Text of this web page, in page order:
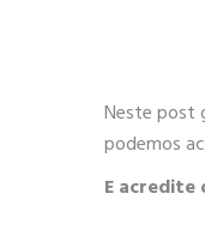
Neste post
podemos
E acredite